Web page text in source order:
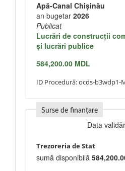
Apă-Canal Chişinău
an bugetar 2026
Publicat
Lucrări de construcţii
şi lucrări publice
584,200.00 MDL
ID Procedură:ocds-b3wdp1-
Surse de finanțare
Data
Trezoreria de Stat
sumă disponibilă